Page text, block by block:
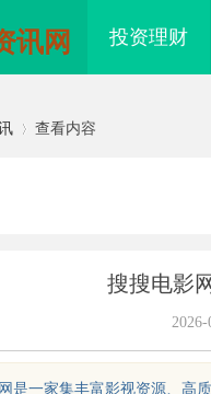
讯网 投资理财
查看内容
搜搜电影
2026-
是一家集丰富影视资源、高